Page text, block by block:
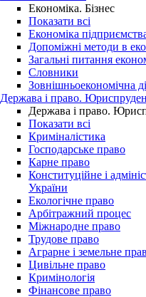
Економіка. Бізнес
Показати всі
Економіка
Допоміжні методи в
Загальні питання
Словники
Зовнішньоекономічна
Держава і право.
Держава і право.
Показати всі
Криміналістика
Господарське право
Карне право
Конституційне і
України
Екологічне право
Арбітражний процес
Міжнародне право
Трудове право
Аграрне і земельне
Цивільне право
Кримінологія
Фінансове право